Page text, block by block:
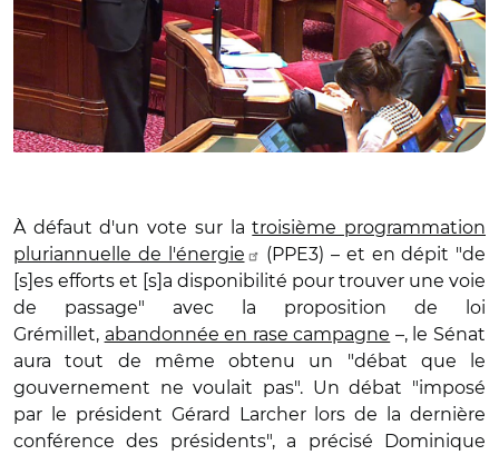
À défaut d'un vote sur latroisième programmation
pluriannuelle de l'énergie
(PPE3) – et en dépit "de
[s]es efforts et [s]a disponibilité pour trouver une voie
de passage" avec la proposition de loi
Grémillet, abandonnée en rase campagne –, le Sénat
aura tout de même obtenu un "débat que le
gouvernement ne voulait pas". Un débat "imposé
par le président Gérard Larcher lors de la dernière
conférence des présidents", a précisé Dominique